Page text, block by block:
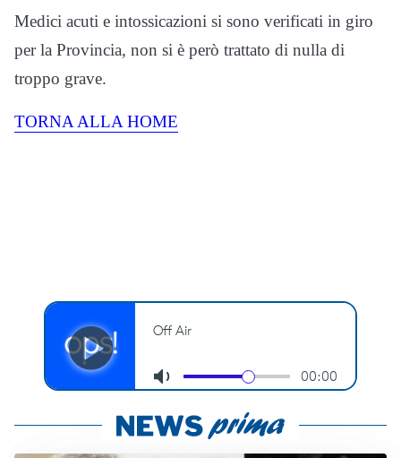
Medici acuti e intossicazioni si sono verificati in giro
per la Provincia, non si è però trattato di nulla di
troppo grave.
TORNA ALLA HOME